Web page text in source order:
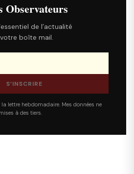
Observateurs
de l’actualité
boîte mail.
S’INSCRIRE
la lettre hebdomadaire. Mes données ne
à des tiers.